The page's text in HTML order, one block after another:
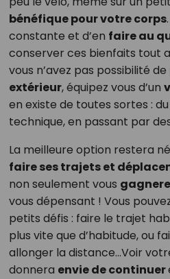
bénéfique pour votre corps
constante et d’en faire au
conserver ces bienfaits tout
vous n’avez pas possibilité de
extérieur, équipez vous d’un
en existe de toutes sortes :
technique, en passant par
La meilleure option restera
faire ses trajets et
non seulement vous
vous dépensant ! Vous
petits défis : faire le trajet
plus vite que d’habitude, ou
allonger la distance…Voir
donnera envie de continuer